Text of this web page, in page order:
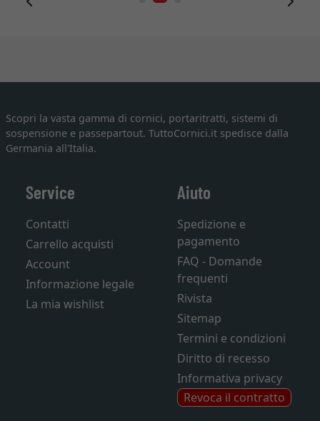
Scopri la vasta gamma di cornici, portaritratti, sistemi di
sospensione e passepartout. TuttoCornici.it spedisce dalla
Germania all'Italia.
Service
Contatti
Carrello acquisti
Account
Informazione legale
La mia wishlist
Aiuto
Spedizione e
pagamento
FAQ - Domande
frequenti
Rivista
Sitemap
Termini e condizioni
Diritto di recesso
Informativa privacy
Revoca il contratto